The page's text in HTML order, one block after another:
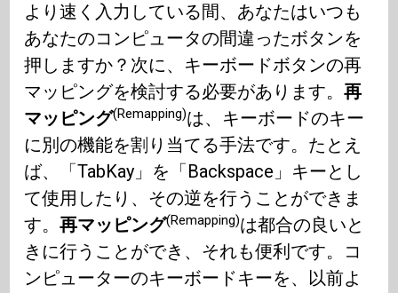
より速く入力している間、あなたはいつも
あなたのコンピュータの間違ったボタンを
押しますか？次に、キーボードボタンの再
マッピングを検討する必要があります。再
マッピング(Remapping)は、キーボードのキー
に別の機能を割り当てる手法です。たとえ
ば、「TabKay」を「Backspace」キーとし
て使用したり、その逆を行うことができま
す。再マッピング(Remapping)は都合の良いと
きに行うことができ、それも便利です。コ
ンピューターのキーボードキーを、以前よ